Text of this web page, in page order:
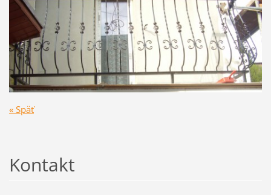
« Späť
Kontakt